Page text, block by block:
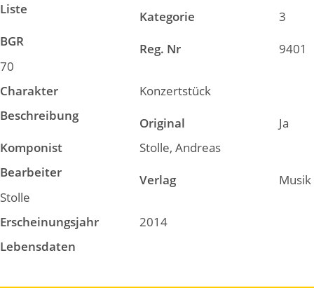
Liste
Kategorie
3
BGR
Reg. Nr
9401
70
Charakter
Konzertstück
Beschreibung
Original
Ja
Komponist
Stolle, Andreas
Bearbeiter
Verlag
Musik
Stolle
Erscheinungsjahr
2014
Lebensdaten